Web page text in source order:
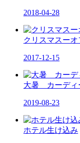
2018-04-28
クリスマスー
2017-12-15
大暑 カーデ
2019-08-23
ホテル生け込み